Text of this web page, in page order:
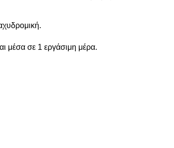
μέσα σε 1 εργάσιμη μέρα.